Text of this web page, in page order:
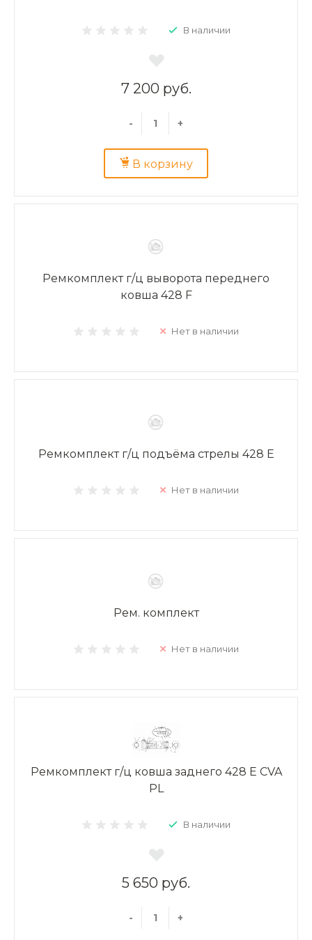
В наличии
7 200 руб.
- +
В корзину
Ремкомплект г/ц выворота переднего
ковша 428 F
Нет в наличии
Ремкомплект г/ц подъёма стрелы 428 E
Нет в наличии
Рем. комплект
Нет в наличии
Ремкомплект г/ц ковша заднего 428 E CVA
PL
В наличии
5 650 руб.
- +